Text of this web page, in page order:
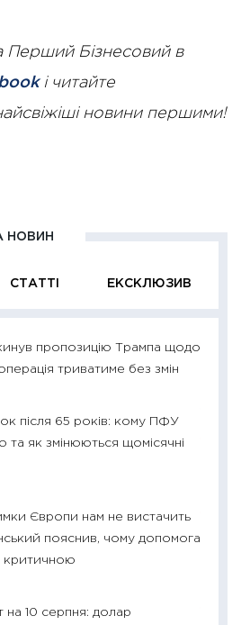
Перший Бізнесовий в
і читайте
новини першими!
СТАТТІ ЕКСКЛЮЗИВ
НОВИН
пропозицію Трампа щодо
триватиме без змін
після 65 років: кому ПФУ
та як змінюються щомісячні
Європи нам не вистачить
пояснив, чому допомога
критичною
на 10 серпня: долар